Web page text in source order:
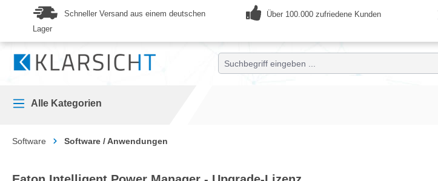
Zur Hauptnavigation springen
Schneller Versand aus einem deutschen
Lager
Über 100.000 zufriedene Kunden
Alle Kategorien
Software Software / Anwendungen